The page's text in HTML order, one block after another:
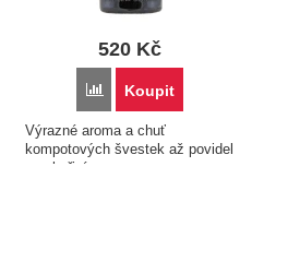
520 Kč
Přidat 'Apulie - Schola
Koupit
Výrazné aroma a chuť
kompotových švestek až povidel
se skořicí...